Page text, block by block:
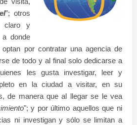
”; otros
claro y
donde
por contratar una agencia de
de todo y al final solo dedicarse a
les gusta investigar, leer y
en la ciudad a visitar, en su
de manera que al llegar se le vea
"; y por último aquellos que ni
ni investigan y sólo se limitan a